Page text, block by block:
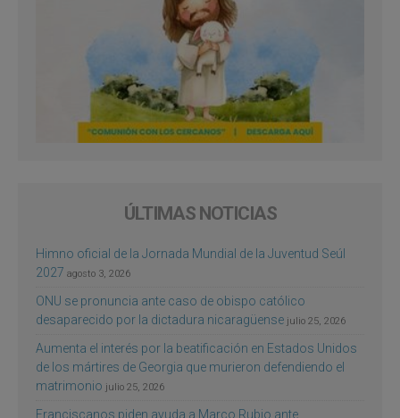
ÚLTIMAS NOTICIAS
Himno oficial de la Jornada Mundial de la Juventud Seúl
2027 agosto 3, 2026
ONU se pronuncia ante caso de obispo católico
desaparecido por la dictadura nicaragüense julio 25, 2026
Aumenta el interés por la beatificación en Estados Unidos
de los mártires de Georgia que murieron defendiendo el
matrimonio julio 25, 2026
Franciscanos piden ayuda a Marco Rubio ante